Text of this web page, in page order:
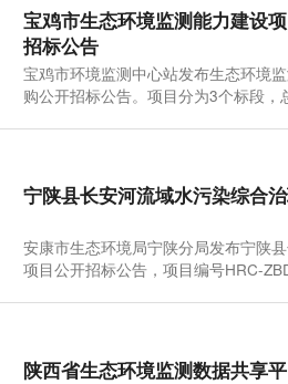
宝鸡市生态环境监测能力建设
招标公告
宝鸡市环境监测中心站发布生态环境
购公开招标公告。项目分为3个标段
宁陕县长安河流域水污染综合
安康市生态环境局宁陕分局发布宁陕
项目公开招标公告，项目编号HRC-
陕西省生态环境监测数据共享